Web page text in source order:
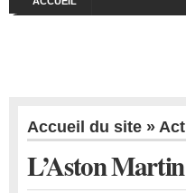
Accueil du site »
L’Aston